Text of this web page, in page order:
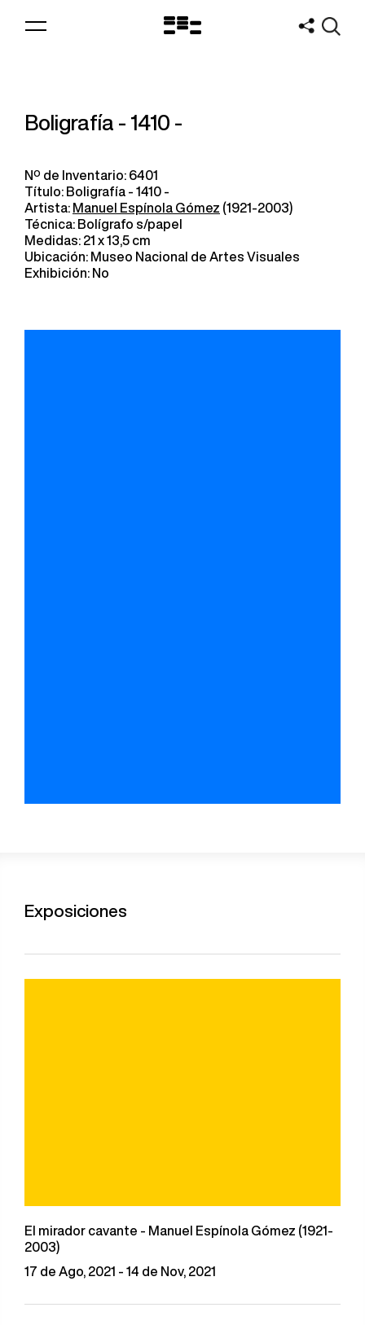
Logo
Boligrafía - 1410 -
Nº de Inventario: 6401
Título: Boligrafía - 1410 -
Artista: Manuel Espínola Gómez (1921-2003)
Técnica: Bolígrafo s/papel
Medidas: 21 x 13,5 cm
Ubicación: Museo Nacional de Artes Visuales
Exhibición: No
Exposiciones
El mirador cavante - Manuel Espínola Gómez (1921-
2003)
17 de Ago, 2021 - 14 de Nov, 2021